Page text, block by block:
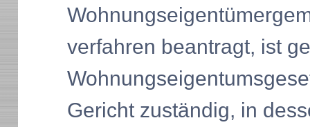
verfahren beantragt, ist
Gericht zuständig, in